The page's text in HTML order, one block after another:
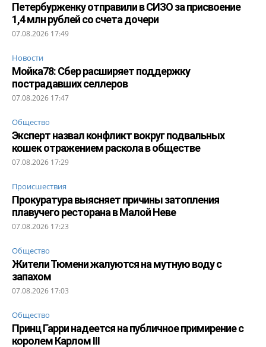
Петербурженку отправили в СИЗО за присвоение
1,4 млн рублей со счета дочери
07.08.2026 17:49
Новости
Мойка78: Сбер расширяет поддержку
пострадавших селлеров
07.08.2026 17:47
Общество
Эксперт назвал конфликт вокруг подвальных
кошек отражением раскола в обществе
07.08.2026 17:29
Происшествия
Прокуратура выясняет причины затопления
плавучего ресторана в Малой Неве
07.08.2026 17:23
Общество
Жители Тюмени жалуются на мутную воду с
запахом
07.08.2026 17:03
Общество
Принц Гарри надеется на публичное примирение с
королем Карлом III